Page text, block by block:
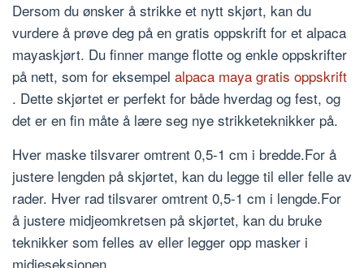
Dersom du ønsker å strikke et nytt skjørt, kan du
vurdere å prøve deg på en gratis oppskrift for et alpaca
mayaskjørt. Du finner mange flotte og enkle oppskrifter
på nett, som for eksempel alpaca maya gratis oppskrift
. Dette skjørtet er perfekt for både hverdag og fest, og
det er en fin måte å lære seg nye strikketeknikker på.
Hver maske tilsvarer omtrent 0,5-1 cm i bredde.For å
justere lengden på skjørtet, kan du legge til eller felle av
rader. Hver rad tilsvarer omtrent 0,5-1 cm i lengde.For
å justere midjeomkretsen på skjørtet, kan du bruke
teknikker som felles av eller legger opp masker i
midjeseksjonen.